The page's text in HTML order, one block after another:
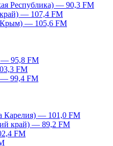
Республика) — 90,3 FM
— 107,4 FM
Крым) — 105,6 FM
— 95,8 FM
FM
— 99,4 FM
Карелия) — 101,0 FM
край) — 89,2 FM
FM